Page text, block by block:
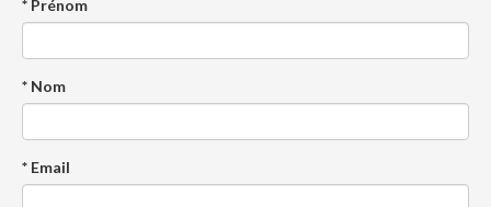
* Prénom
* Nom
* Email